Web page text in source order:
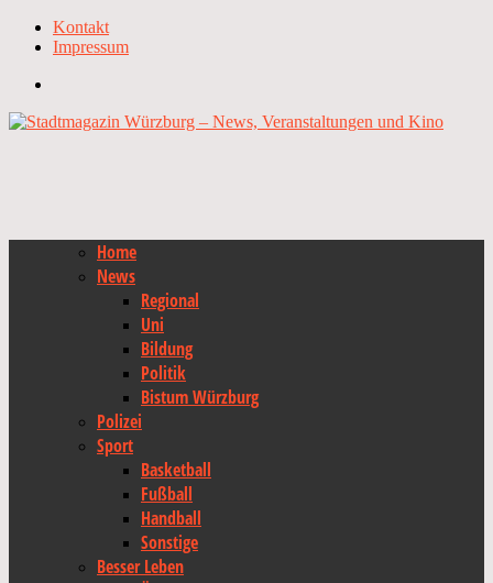
Kontakt
Impressum
Home
News
Regional
Uni
Bildung
Politik
Bistum Würzburg
Polizei
Sport
Basketball
Fußball
Handball
Sonstige
Besser Leben